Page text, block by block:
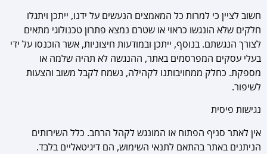
חשוב לציין כי למרות כל המאמצים הנעשים על ידנו, ייתכן ויתגלו
חלקים שלא הונגשו כראוי או שטרם נמצא פתרון טכנולוגי מתאים
לצורך הנגשתם. בנוסף, ייתכן ובמודעות חיצוניות, אשר הוכנסו על ידי
בעלי עסקים המפרסמים באתר, ההנגשה לא תהיה שלמה או
מספקת. כחלק ממחויבותנו לקהילה, נשמח לקבל משוב והצעות
לשיפור.
נגישות פיסית
אין לאתר סניף הפתוח או המונגש לקהל הרחב. כלל השירותים
הניתנים באתר בהתאם לתנאי השימוש, הם דיגיטאליים בלבד.